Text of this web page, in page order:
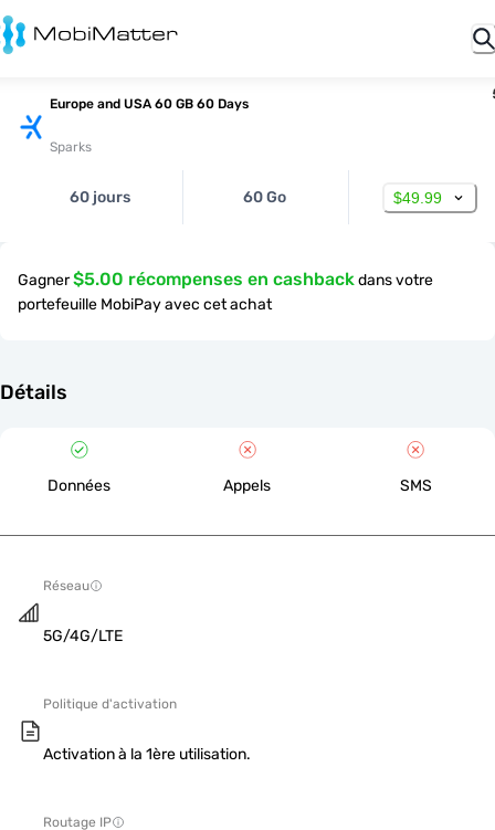
Europe and USA 60 GB 60 Days
Sparks
60 jours 60 Go $49.99
Gagner$5.00 récompenses en cashbackdans votre
portefeuille MobiPay avec cet achat
Détails
Données Appels SMS
Réseau
5G/4G/LTE
Politique d'activation
Activation à la 1ère utilisation.
Routage IP